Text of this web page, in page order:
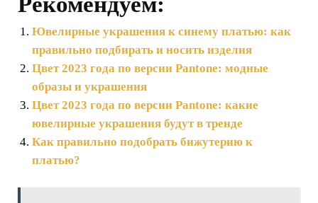
Ювелирные украшения к синему платью: как
правильно подбирать и носить изделия
Цвет 2023 года по версии Pantone: модные
образы и украшения
Цвет 2023 года по версии Pantone: какие
ювелирные украшения будут в тренде
Как правильно подобрать бижутерию к
платью?